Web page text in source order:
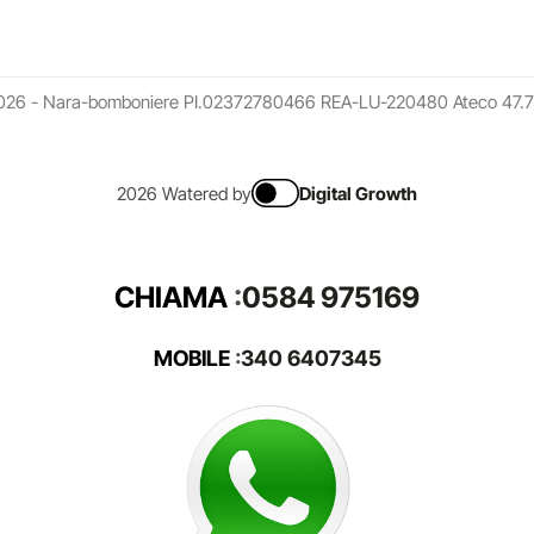
- Nara-bomboniere PI.02372780466 REA-LU-220480 Ateco
2026 Watered by Digital Growth
CHIAMA :0584 975169
MOBILE:340 6407345